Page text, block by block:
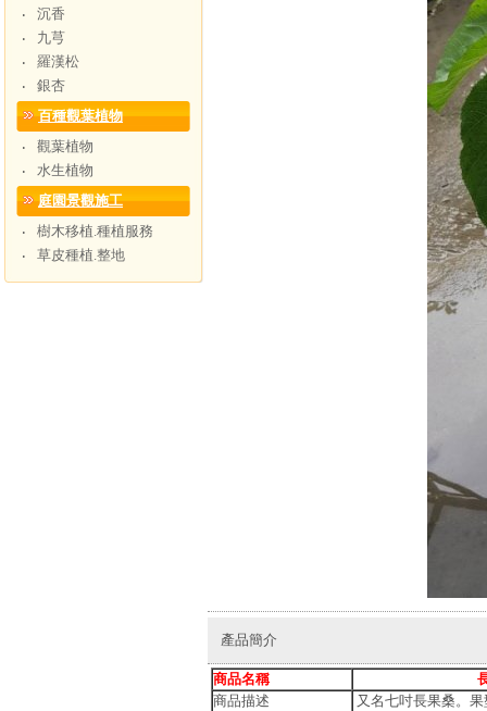
‧
沉香
‧
九芎
‧
羅漢松
‧
銀杏
百種觀葉植物
‧
觀葉植物
‧
水生植物
庭園景觀施工
‧
樹木移植.種植服務
‧
草皮種植.整地
產品簡介
商品名稱
長果
商品描述
又名七吋長果桑。